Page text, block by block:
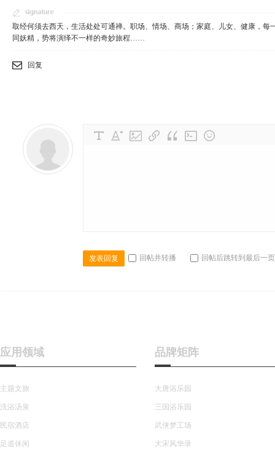
取经何须去西天，生活处处可通禅。职场、情场、商场；家庭、儿女、健康，
同妖精，势将演绎不一样的奇妙旅程……
回复
发表回复 回帖并转播 回帖后跳转到最后一页
应用领域
主题文旅
洗浴汤泉
民宿酒店
足道休闲
品牌矩阵
大唐浴乐园
三国浴乐园
武侠梦工场
大宋风华录